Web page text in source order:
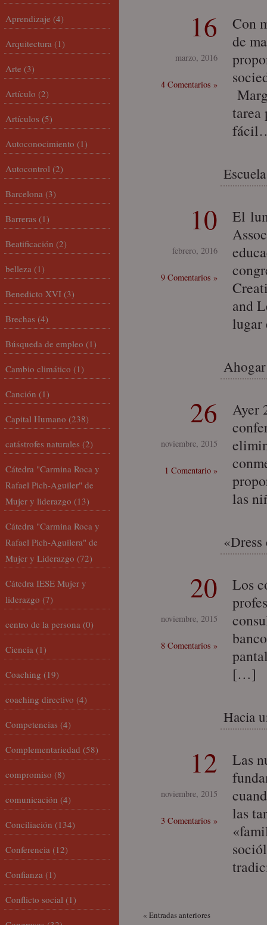
16
marzo, 2016
4 Comentarios »
Con
de
tarea
10
febrero, 2016
9 Comentarios »
El
and
26
noviembre, 2015
1 Comentario »
Ayer
las
20
noviembre, 2015
8 Comentarios »
Los
[…]
Hacia
12
noviembre, 2015
3 Comentarios »
Las
las
« Entradas anteriores
Aprendizaje (4)
Arquitectura (1)
Arte (3)
Artículo (2)
Artículos (5)
Autoconocimiento (1)
Autocontrol (2)
Barcelona (3)
Barreras (1)
Beatificación (2)
belleza (1)
Benedicto XVI (3)
Brechas (4)
Búsqueda de empleo (1)
Cambio climático (1)
Canción (1)
Capital Humano (238)
catástrofes naturales (2)
Cátedra "Carmina Roca y
Rafael Pich-Aguiler" de
Mujer y liderazgo (13)
Cátedra "Carmina Roca y
Rafael Pich-Aguilera" de
Mujer y Liderazgo (72)
Cátedra IESE Mujer y
liderazgo (7)
centro de la persona (0)
Ciencia (1)
Coaching (19)
coaching directivo (4)
Competencias (4)
Complementariedad (58)
compromiso (8)
comunicación (4)
Conciliación (134)
Conferencia (12)
Confianza (1)
Conflicto social (1)